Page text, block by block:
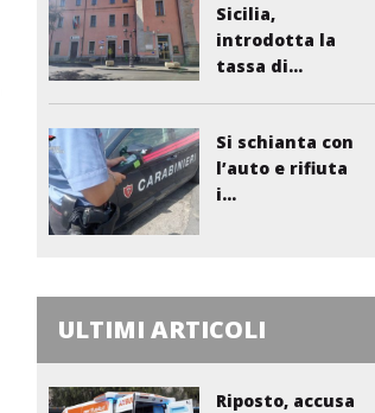
Sicilia,
introdotta la
tassa di...
Si schianta con
l’auto e rifiuta
i...
ULTIMI ARTICOLI
Riposto, accusa